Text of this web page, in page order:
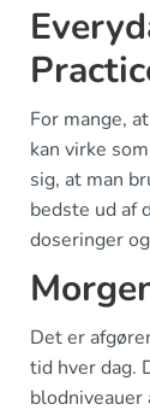
For mange,
kan virke
sig, at man
bedste ud af
doseringer
Det er
tid hver dag.
blodniveauer